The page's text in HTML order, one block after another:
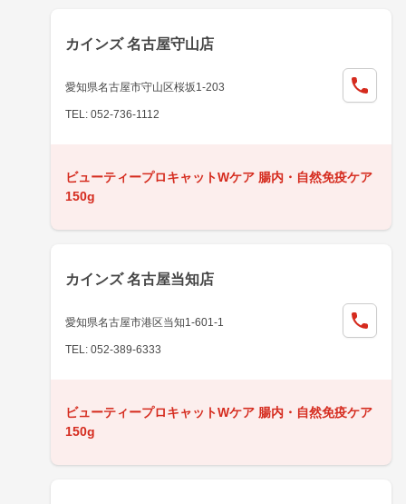
カインズ 名古屋守山店
愛知県名古屋市守山区桜坂1-203
TEL: 052-736-1112
ビューティープロキャットWケア 腸内・自然免疫ケア
150g
カインズ 名古屋当知店
愛知県名古屋市港区当知1-601-1
TEL: 052-389-6333
ビューティープロキャットWケア 腸内・自然免疫ケア
150g